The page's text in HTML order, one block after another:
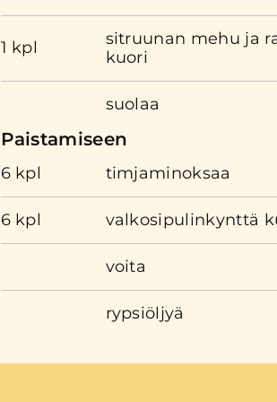
1 kpl
sitruunan mehu ja
kuori
suolaa
Paistamiseen
6 kpl timjaminoksaa
6 kpl valkosipulinkynttä
voita
rypsiöljyä